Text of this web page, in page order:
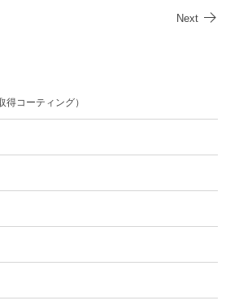
Next
コーティング）